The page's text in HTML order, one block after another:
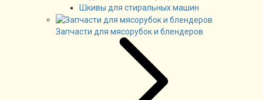
Шкивы для стиральных машин
Запчасти для мясорубок и блендеров